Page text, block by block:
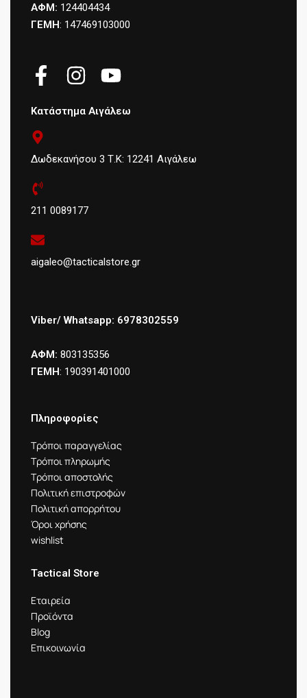
ΑΦΜ: 124404434
ΓΕΜΗ: 147469103000
Κατάστημα Αιγάλεω
Δωδεκανήσου 3 Τ.Κ: 12241 Αιγάλεω
211 0089177
aigaleo@tacticalstore.gr
Viber/ Whatsapp: 6978302559
ΑΦΜ: 803135356
ΓΕΜΗ: 190391401000
Πληροφορίες
Τρόποι παραγγελίας
Τρόποι πληρωμής
Τρόποι αποστολής
Πολιτική επιστροφών
Πολιτική απορρήτου
Όροι χρήσης
wishlist
Tactical Store
Εταιρεία
Προϊόντα
Blog
Επικοινωνία